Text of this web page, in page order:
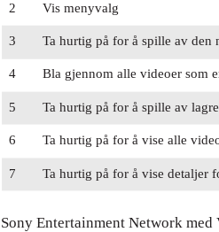
2 Vis menyvalg
3 Ta hurtig på for å spille av den
4 Bla gjennom alle videoer som
5 Ta hurtig på for å spille av
6 Ta hurtig på for å vise alle
7 Ta hurtig på for å vise detaljer
Sony Entertainment Network